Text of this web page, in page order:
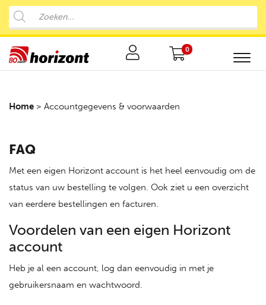
0
Home > Accountgegevens & voorwaarden
FAQ
Met een eigen Horizont account is het heel eenvoudig om de
status van uw bestelling te volgen. Ook ziet u een overzicht
van eerdere bestellingen en facturen.
Voordelen van een eigen Horizont
account
Heb je al een account, log dan eenvoudig in met je
gebruikersnaam en wachtwoord.